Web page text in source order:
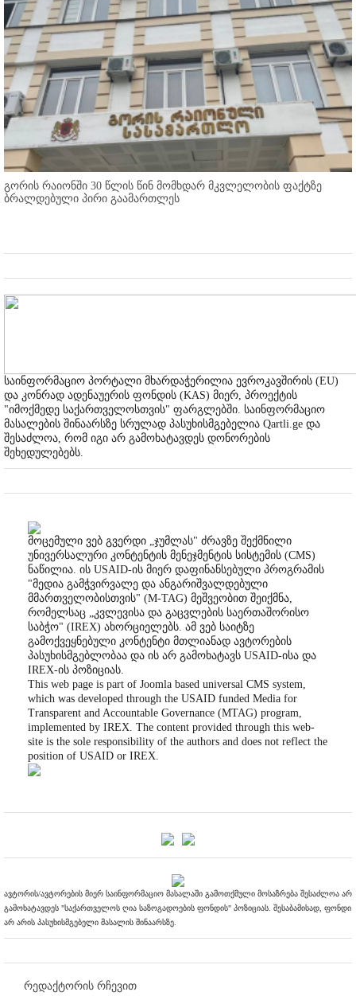
გორის რაიონში 30 წლის წინ მომხდარ მკვლელობის ფაქტზე
ბრალდებული პირი გაამართლეს
საინფორმაციო პორტალი მხარდაჭერილია ევროკავშირის (EU)
და კონრად ადენაუერის ფონდის (KAS) მიერ, პროექტის
"იმოქმედე საქართველოსთვის" ფარგლებში. საინფორმაციო
მასალების შინაარსზე სრულად პასუხისმგებელია Qartli.ge და
შესაძლოა, რომ იგი არ გამოხატავდეს დონორების
შეხედულებებს.
მოცემული ვებ გვერდი „ჯუმლას" ძრავზე შექმნილი
უნივერსალური კონტენტის მენეჯმენტის სისტემის (CMS)
ნაწილია. ის USAID-ის მიერ დაფინანსებული პროგრამის
"მედია გამჭვირვალე და ანგარიშვალდებული
მმართველობისთვის" (M-TAG) მეშვეობით შეიქმნა,
რომელსაც „კვლევისა და გაცვლების საერთაშორისო
საბჭო" (IREX) ახორციელებს. ამ ვებ საიტზე
გამოქვეყნებული კონტენტი მთლიანად ავტორების
პასუხისმგებლობაა და ის არ გამოხატავს USAID-ისა და
IREX-ის პოზიციას.
This web page is part of Joomla based universal CMS system,
which was developed through the USAID funded Media for
Transparent and Accountable Governance (MTAG) program,
implemented by IREX. The content provided through this web-
site is the sole responsibility of the authors and does not reflect the
position of USAID or IREX.
ავტორის/ავტორების მიერ საინფორმაციო მასალაში გამოთქმული მოსაზრება შესაძლოა არ
გამოხატავდეს "საქართველოს ღია საზოგადოების ფონდის" პოზიციას. შესაბამისად, ფონდი
არ არის პასუხისმგებელი მასალის შინაარსზე.
რედაქტორის რჩევით